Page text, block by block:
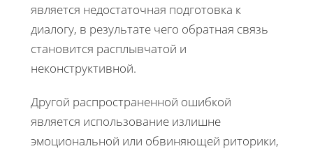
является недостаточная подготовка к
диалогу, в результате чего обратная связь
становится расплывчатой и
неконструктивной.
Другой распространенной ошибкой
является использование излишне
эмоциональной или обвиняющей риторики,